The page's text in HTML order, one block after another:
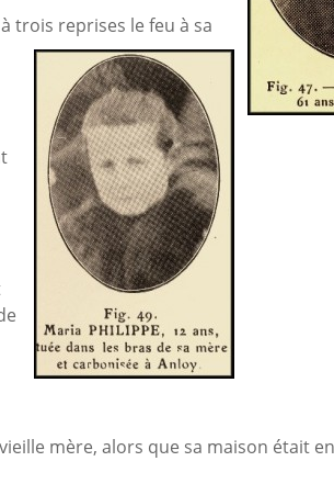
trois reprises le feu à sa
vieille mère, alors que sa maison était